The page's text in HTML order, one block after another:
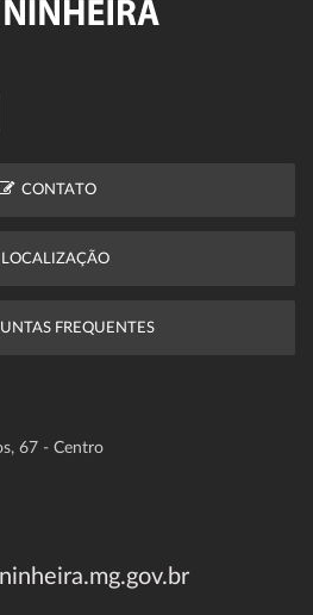
CONTATO
FREQUENTES
67 - Centro